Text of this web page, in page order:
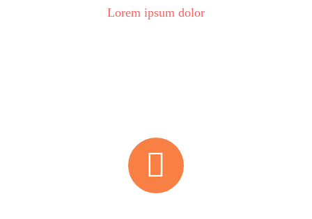
Lorem ipsum dolor

